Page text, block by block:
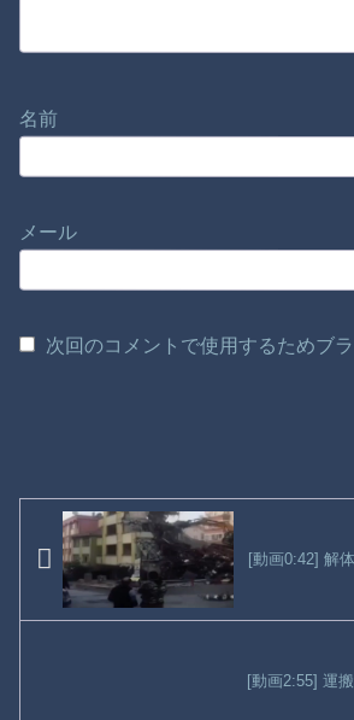
名前
メール
次回のコメントで使用するためブ
[動画0:42] 解
[動画2:55] 運